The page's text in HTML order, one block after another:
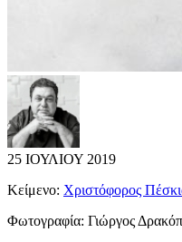
25 ΙΟΥΛΙΟΥ 2019
Κείμενο: Χριστόφορος
Φωτογραφία: Γιώργος